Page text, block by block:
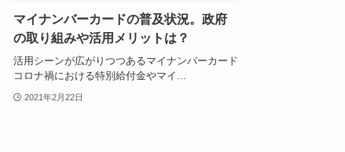
マイナンバーカードの普及状況。政府
の取り組みや活用メリットは？
活用シーンが広がりつつあるマイナンバーカード
コロナ禍における特別給付金やマイ...
2021年2月22日